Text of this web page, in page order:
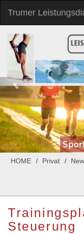
Trumer
HOME Privat
Steuerung